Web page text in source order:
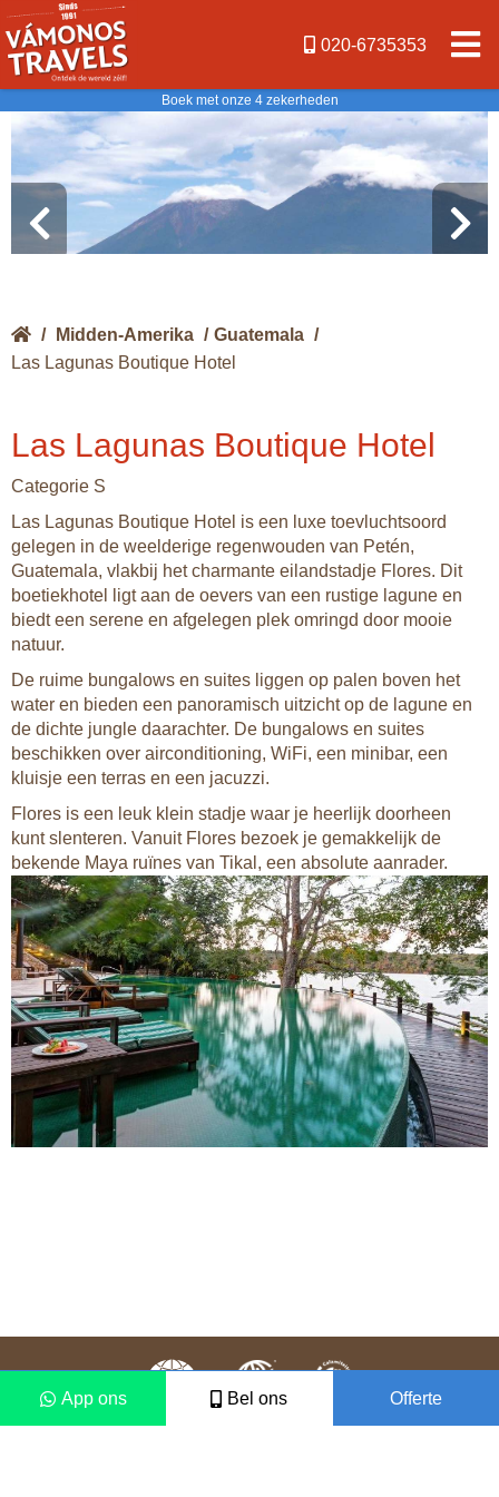
020-6735353
Boek met onze 4 zekerheden
/ Midden-Amerika / Guatemala /
Las Lagunas Boutique Hotel
Las Lagunas Boutique Hotel
Categorie S
Las Lagunas Boutique Hotel is een luxe toevluchtsoord
gelegen in de weelderige regenwouden van Petén,
Guatemala, vlakbij het charmante eilandstadje Flores. Dit
boetiekhotel ligt aan de oevers van een rustige lagune en
biedt een serene en afgelegen plek omringd door mooie
natuur.
De ruime bungalows en suites liggen op palen boven het
water en bieden een panoramisch uitzicht op de lagune en
de dichte jungle daarachter. De bungalows en suites
beschikken over airconditioning, WiFi, een minibar, een
kluisje een terras en een jacuzzi.
Flores is een leuk klein stadje waar je heerlijk doorheen
kunt slenteren. Vanuit Flores bezoek je gemakkelijk de
bekende Maya ruïnes van Tikal, een absolute aanrader.
App ons Bel ons Offerte